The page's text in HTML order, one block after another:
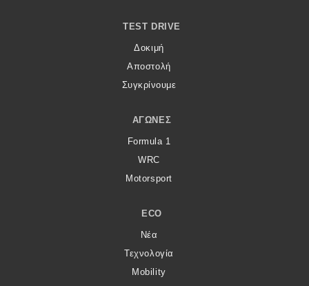
TEST DRIVE
Δοκιμή
Αποστολή
Συγκρίνουμε
ΑΓΏΝΕΣ
Formula 1
WRC
Motorsport
ECO
Νέα
Τεχνολογία
Mobility